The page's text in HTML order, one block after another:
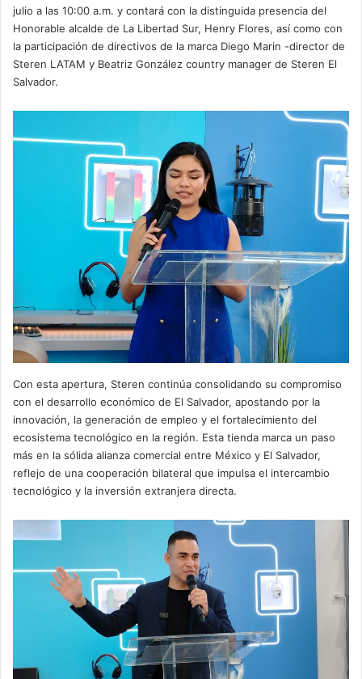
julio a las 10:00 a.m. y contará con la distinguida presencia del
Honorable alcalde de La Libertad Sur, Henry Flores, así como con
la participación de directivos de la marca Diego Marin -director de
Steren LATAM y Beatriz González country manager de Steren El
Salvador.
Con esta apertura, Steren continúa consolidando su compromiso
con el desarrollo económico de El Salvador, apostando por la
innovación, la generación de empleo y el fortalecimiento del
ecosistema tecnológico en la región. Esta tienda marca un paso
más en la sólida alianza comercial entre México y El Salvador,
reflejo de una cooperación bilateral que impulsa el intercambio
tecnológico y la inversión extranjera directa.